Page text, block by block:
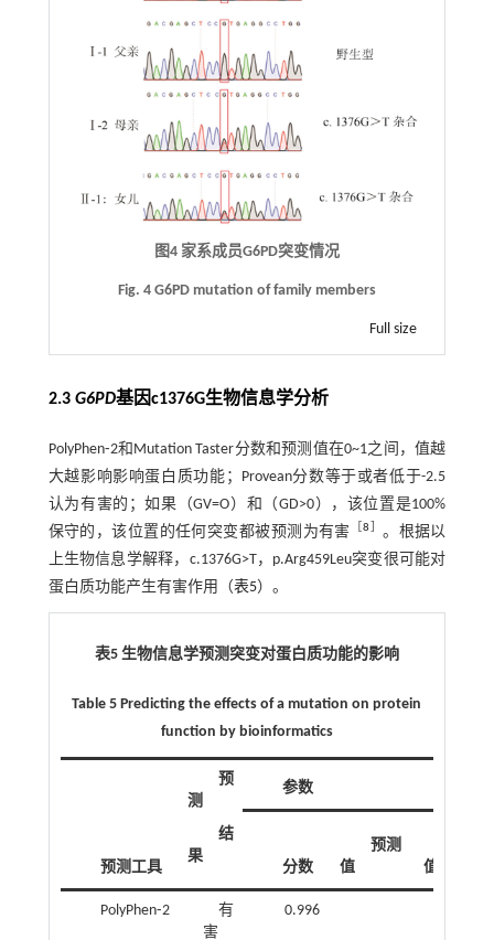
图4 家系成员G6PD突变情况
Fig. 4 G6PD mutation of family members
Full size
2.3 G6PD基因c1376G生物信息学分析
PolyPhen⁃2和Mutation Taster分数和预测值在0~1之间，值越
大越影响影响蛋白质功能；Provean分数等于或者低于-2.5
认为有害的；如果（GV=O）和（GD>0），该位置是100%
保守的，该位置的任何突变都被预测为有害
［8
。根据以
上生物信息学解释，c.1376G>T，p.Arg459Leu突变很可能对
蛋白质功能产生有害作用（表5）。
表5 生物信息学预测突变对蛋白质功能的影响
Table 5 Predicting the effects of a mutation on protein
function by bioinformatics
预测工具
预
测
结
果
参数
分数
预测
值
值
PolyPhen⁃2
有
害
0.996